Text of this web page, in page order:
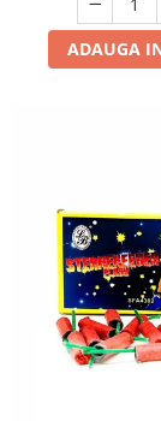
ADAUGA